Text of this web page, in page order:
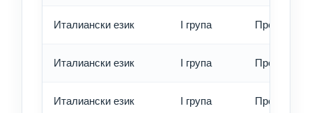
Италиански език I група Превод -
Италиански език I група Превод -
Италиански език I група Превод -